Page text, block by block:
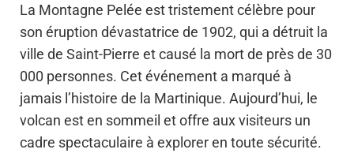
La Montagne Pelée est tristement célèbre pour
son éruption dévastatrice de 1902, qui a détruit la
ville de Saint-Pierre et causé la mort de près de 30
000 personnes. Cet événement a marqué à
jamais l’histoire de la Martinique. Aujourd’hui, le
volcan est en sommeil et offre aux visiteurs un
cadre spectaculaire à explorer en toute sécurité.